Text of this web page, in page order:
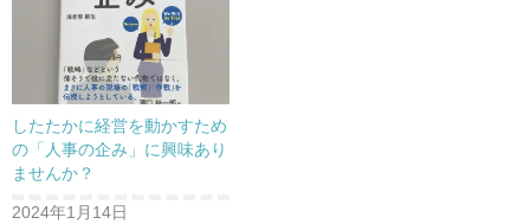
したたかに経営を動かすため
の「人事の企み」に興味あり
ませんか？
2024年1月14日